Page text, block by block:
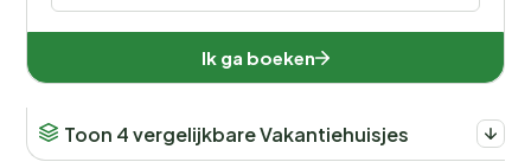
Ik ga boeken
Toon 4 vergelijkbare Vakantiehuisjes